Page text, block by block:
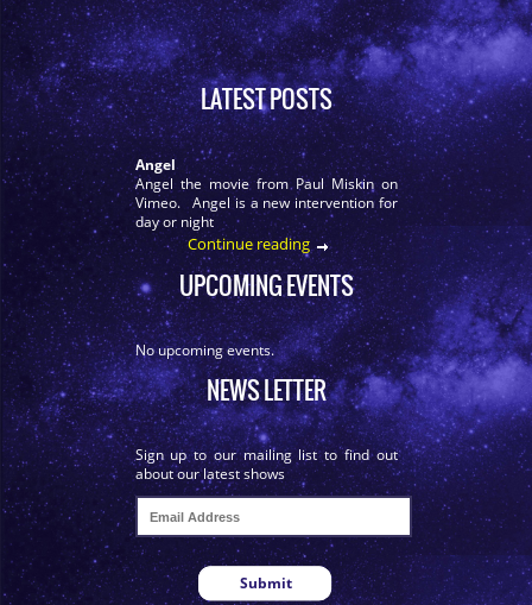
LATEST POSTS
Angel
Angel the movie from Paul Miskin on
Vimeo. Angel is a new intervention for
day or night
Continue reading
UPCOMING EVENTS
No upcoming events.
NEWS LETTER
Sign up to our mailing list to find out
about our latest shows
Submit